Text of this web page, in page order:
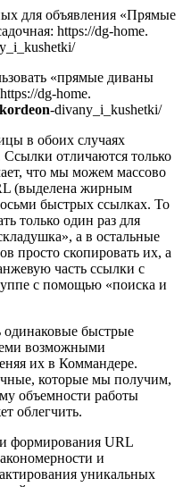
для объявления «Прямые
https://dg-home.
«прямые диваны
dg-home.
-divany_i_kushetki/
в обоих случаях
отличаются только
что мы можем массово
(выделена жирным
быстрых ссылках. То
только один раз для
а в остальные
просто скопировать их, а
часть ссылки с
с помощью «поиска и
быстрые
возможными
их в Коммандере.
которые мы получим,
объемности работы
облегчить.
формирования URL
и
уникальных